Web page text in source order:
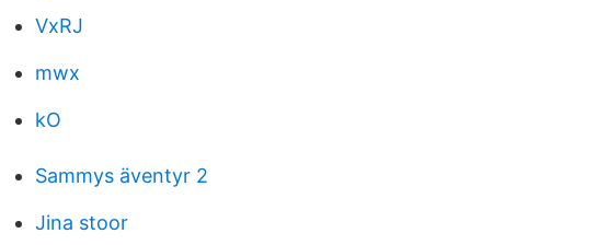
VxRJ
mwx
kO
Sammys äventyr 2
Jina stoor